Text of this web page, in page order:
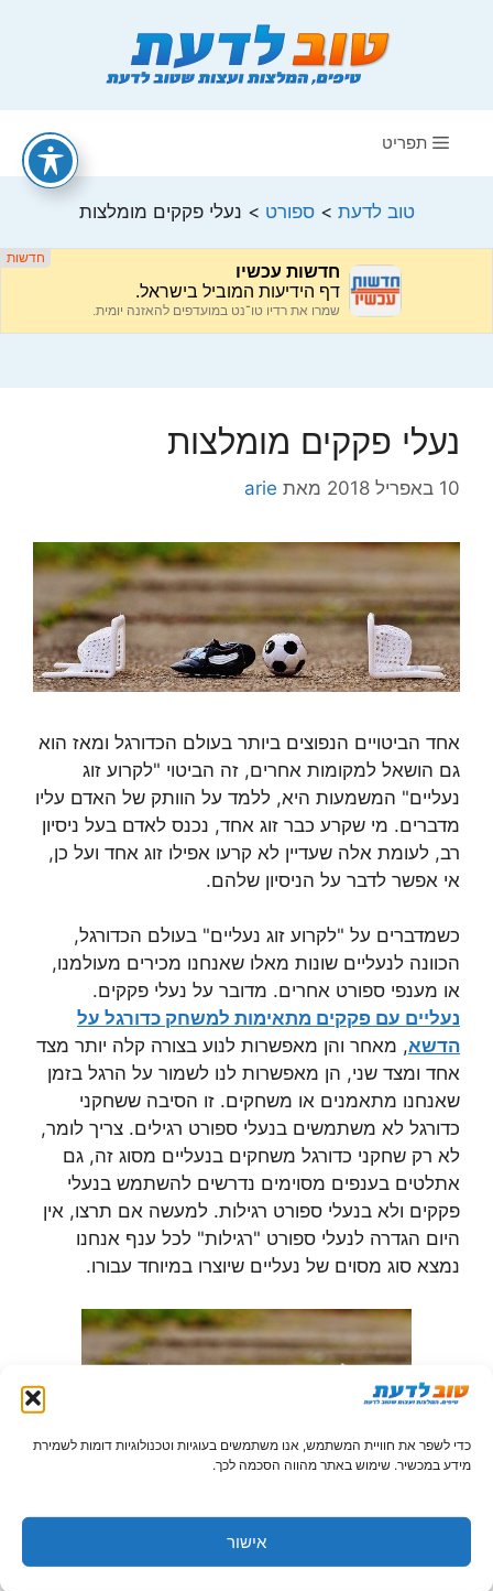
כדי לשפר את חוויית המשתמש, אנו משתמשים בעוגיות וטכנולוגיות דומות לשמירת
מידע במכשיר. שימוש באתר מהווה הסכמה לכך.
אישור
תפריט
טוב לדעת >ספורט > נעלי פקקים מומלצות
נעלי פקקים מומלצות
10 באפריל 2018 מאת arie
אחד הביטויים הנפוצים ביותר בעולם הכדורגל ומאז הוא
גם הושאל למקומות אחרים, זה הביטוי "לקרוע זוג
נעליים" המשמעות היא, ללמד על הוותק של האדם עליו
מדברים. מי שקרע כבר זוג אחד, נכנס לאדם בעל ניסיון
רב, לעומת אלה שעדיין לא קרעו אפילו זוג אחד ועל כן,
אי אפשר לדבר על הניסיון שלהם.
כשמדברים על "לקרוע זוג נעליים" בעולם הכדורגל,
הכוונה לנעליים שונות מאלו שאנחנו מכירים מעולמנו,
או מענפי ספורט אחרים. מדובר על נעלי פקקים.
נעליים עם פקקים מתאימות למשחק כדורגל על
הדשא, מאחר והן מאפשרות לנוע בצורה קלה יותר מצד
אחד ומצד שני, הן מאפשרות לנו לשמור על הרגל בזמן
שאנחנו מתאמנים או משחקים. זו הסיבה ששחקני
כדורגל לא משתמשים בנעלי ספורט רגילים. צריך לומר,
לא רק שחקני כדורגל משחקים בנעליים מסוג זה, גם
אתלטים בענפים מסוימים נדרשים להשתמש בנעלי
פקקים ולא בנעלי ספורט רגילות. למעשה אם תרצו, אין
היום הגדרה לנעלי ספורט "רגילות" לכל ענף אנחנו
נמצא סוג מסוים של נעליים שיוצרו במיוחד עבורו.
כשאנחנו ניגשים אל חנות נעלי ספורט או אל חנות
מהן הסתם, את מרבית החברות אנחנו נכיר, בין היתר
בזכות העובדה שמדובר בחברות שמייצרות תלבושות